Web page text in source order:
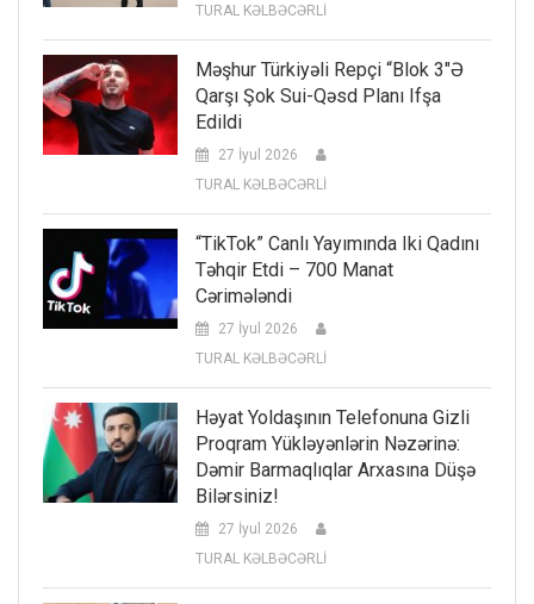
TURAL KƏLBƏCƏRLİ
Məşhur Türkiyəli Repçi “Blok 3″ə
Qarşı Şok Sui-Qəsd Planı Ifşa
Edildi
27 İyul 2026
TURAL KƏLBƏCƏRLİ
“TikTok” Canlı Yayımında Iki Qadını
Təhqir Etdi – 700 Manat
Cərimələndi
27 İyul 2026
TURAL KƏLBƏCƏRLİ
Həyat Yoldaşının Telefonuna Gizli
Proqram Yükləyənlərin Nəzərinə:
Dəmir Barmaqlıqlar Arxasına Düşə
Bilərsiniz!
27 İyul 2026
TURAL KƏLBƏCƏRLİ